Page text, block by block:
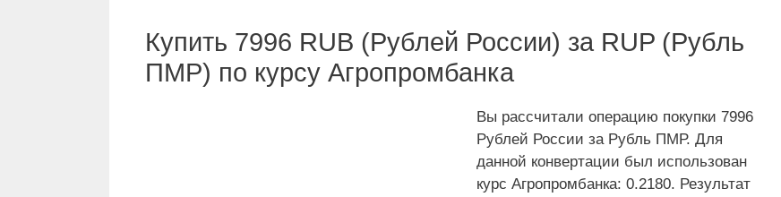
Купить 7996 RUB (Рублей России) за RUP (Рубль
ПМР) по курсу Агропромбанка
Вы рассчитали операцию покупки 7996
Рублей России за Рубль ПМР. Для
данной конвертации был использован
курс Агропромбанка: 0.2180. Результат